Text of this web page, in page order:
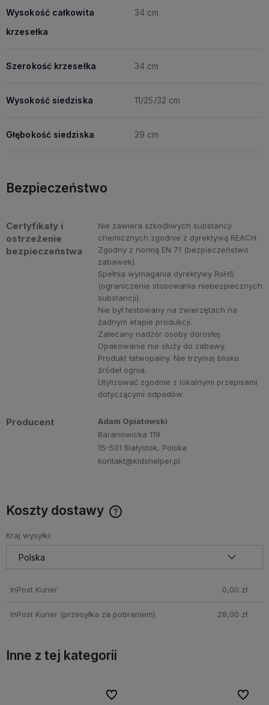
Wysokość całkowita
krzesełka
34 cm
Szerokość krzesełka 34 cm
Wysokość siedziska 11/25/32 cm
Głębokość siedziska 29 cm
Bezpieczeństwo
Certyfikaty i
ostrzeżenie
bezpieczeństwa
Nie zawiera szkodliwych substancji
chemicznych zgodnie z dyrektywą REACH.
Zgodny z normą EN 71 (bezpieczeństwo
zabawek).
Spełnia wymagania dyrektywy RoHS
(ograniczenie stosowania niebezpiecznych
substancji).
Nie był testowany na zwierzętach na
żadnym etapie produkcji.
Zalecany nadzór osoby dorosłej.
Opakowanie nie służy do zabawy.
Produkt łatwopalny. Nie trzymaj blisko
źródeł ognia.
Utylizować zgodnie z lokalnymi przepisami
dotyczącymi odpadów.
Producent
Adam Opiatowski
Baranowicka 119
15-501 Białystok, Polska
kontakt@kidshelper.pl
Koszty dostawy
Kraj wysyłki:
InPost Kurier 0,00 zł
InPost Kurier (przesyłka za pobraniem) 28,00 zł
Inne z tej kategorii
Do ulubionych
Do ulubionych Do
Do